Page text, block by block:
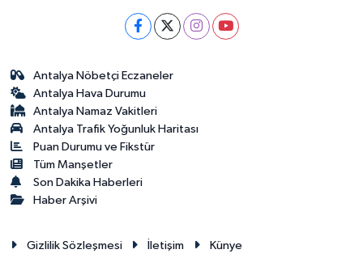
Antalya Nöbetçi Eczaneler
Antalya Hava Durumu
Antalya Namaz Vakitleri
Antalya Trafik Yoğunluk Haritası
Puan Durumu ve Fikstür
Tüm Manşetler
Son Dakika Haberleri
Haber Arşivi
Gizlilik Sözleşmesi İletişim
Künye